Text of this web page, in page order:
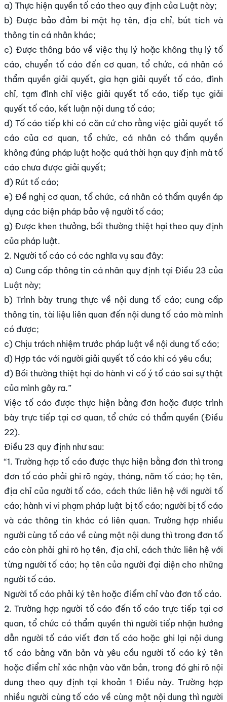
a) Thực hiện quyền tố cáo theo quy định của Luật này;
b) Được bảo đảm bí mật họ tên, địa chỉ, bút tích và
thông tin cá nhân khác;
c) Được thông báo về việc thụ lý hoặc không thụ lý tố
cáo, chuyển tố cáo đến cơ quan, tổ chức, cá nhân có
thẩm quyền giải quyết, gia hạn giải quyết tố cáo, đình
chỉ, tạm đình chỉ việc giải quyết tố cáo, tiếp tục giải
quyết tố cáo, kết luận nội dung tố cáo;
d) Tố cáo tiếp khi có căn cứ cho rằng việc giải quyết tố
cáo của cơ quan, tổ chức, cá nhân có thẩm quyền
không đúng pháp luật hoặc quá thời hạn quy định mà tố
cáo chưa được giải quyết;
đ) Rút tố cáo;
e) Đề nghị cơ quan, tổ chức, cá nhân có thẩm quyền áp
dụng các biện pháp bảo vệ người tố cáo;
g) Được khen thưởng, bồi thường thiệt hại theo quy định
của pháp luật.
2. Người tố cáo có các nghĩa vụ sau đây:
a) Cung cấp thông tin cá nhân quy định tại Điều 23 của
Luật này;
b) Trình bày trung thực về nội dung tố cáo; cung cấp
thông tin, tài liệu liên quan đến nội dung tố cáo mà mình
có được;
c) Chịu trách nhiệm trước pháp luật về nội dung tố cáo;
d) Hợp tác với người giải quyết tố cáo khi có yêu cầu;
đ) Bồi thường thiệt hại do hành vi cố ý tố cáo sai sự thật
của mình gây ra.”
Việc tố cáo được thực hiện bằng đơn hoặc được trình
bày trực tiếp tại cơ quan, tổ chức có thẩm quyền (Điều
22).
Điều 23 quy định như sau:
“1. Trường hợp tố cáo được thực hiện bằng đơn thì trong
đơn tố cáo phải ghi rõ ngày, tháng, năm tố cáo; họ tên,
địa chỉ của người tố cáo, cách thức liên hệ với người tố
cáo; hành vi vi phạm pháp luật bị tố cáo; người bị tố cáo
và các thông tin khác có liên quan. Trường hợp nhiều
người cùng tố cáo về cùng một nội dung thì trong đơn tố
cáo còn phải ghi rõ họ tên, địa chỉ, cách thức liên hệ với
từng người tố cáo; họ tên của người đại diện cho những
người tố cáo.
Người tố cáo phải ký tên hoặc điểm chỉ vào đơn tố cáo.
2. Trường hợp người tố cáo đến tố cáo trực tiếp tại cơ
quan, tổ chức có thẩm quyền thì người tiếp nhận hướng
dẫn người tố cáo viết đơn tố cáo hoặc ghi lại nội dung
tố cáo bằng văn bản và yêu cầu người tố cáo ký tên
hoặc điểm chỉ xác nhận vào văn bản, trong đó ghi rõ nội
dung theo quy định tại khoản 1 Điều này. Trường hợp
nhiều người cùng tố cáo về cùng một nội dung thì người